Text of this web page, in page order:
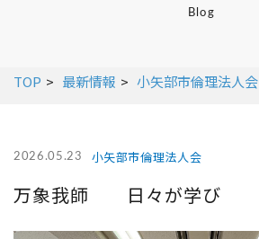
Blog
TOP 最新情報 小矢部市倫理法人会
2026.05.23 小矢部市倫理法人会
万象我師 日々が学び